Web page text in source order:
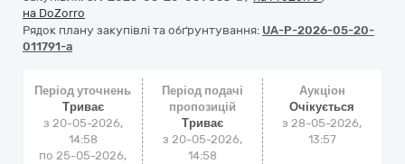
на DoZorro
Рядок плану закупівлі та обґрунтування: UA-P-2026-05-20-
011791-a
Період уточнень
Триває
з 20-05-2026,
14:58
по 25-05-2026,
Період подачі
пропозицій
Триває
з 20-05-2026,
14:58
Аукціон
Очікується
з28-05-2026,
13:57